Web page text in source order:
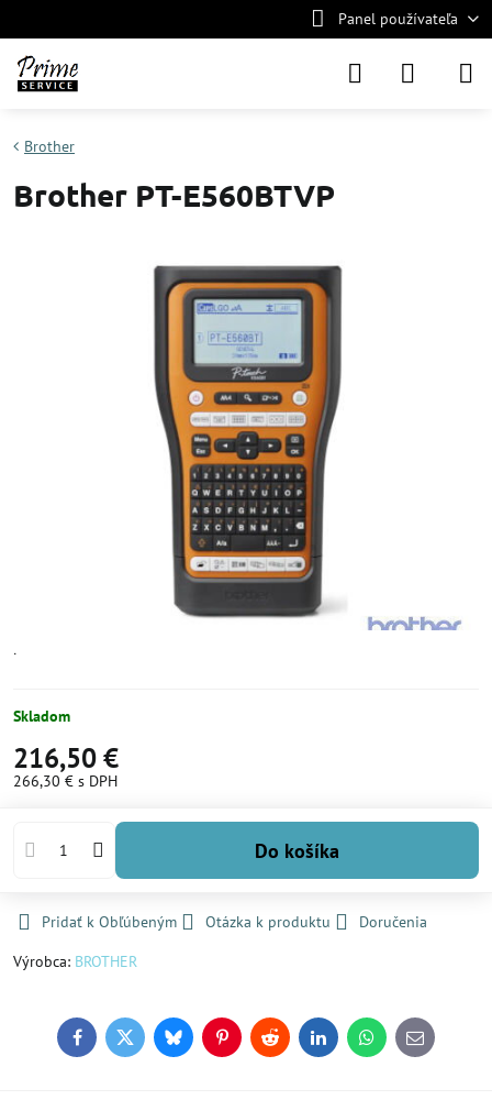
Panel používateľa
Brother
Brother PT-E560BTVP
˙
Skladom
216,50 €
266,30 € s DPH
Do košíka
Pridať k Obľúbeným Otázka k produktu
Doručenia
Výrobca: BROTHER
FacebookTwitterBlueskyPinterestReddit LinkedInWhatsApp
E-
mail